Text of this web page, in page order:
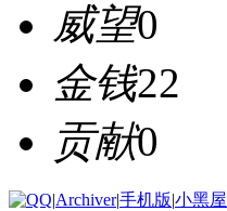
威望0
金钱22
贡献0
|Archiver|手机版|小黑屋